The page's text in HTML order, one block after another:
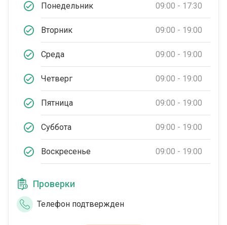
Понедельник 09:00 - 17:30
Вторник 09:00 - 19:00
Среда 09:00 - 19:00
Четверг 09:00 - 19:00
Пятница 09:00 - 19:00
Суббота 09:00 - 19:00
Воскресенье 09:00 - 19:00
Проверки
Телефон подтвержден